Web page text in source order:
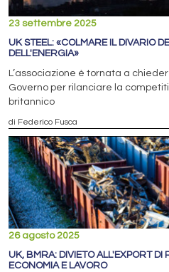
23 settembre 2025
UK STEEL: «COLMARE IL DIVARIO
DELL'ENERGIA»
L’associazione è tornata a
Governo per rilanciare la
britannico
di Federico Fusca
26 agosto 2025
UK, BMRA: DIVIETO ALL'EXPORT DI
ECONOMIA E LAVORO